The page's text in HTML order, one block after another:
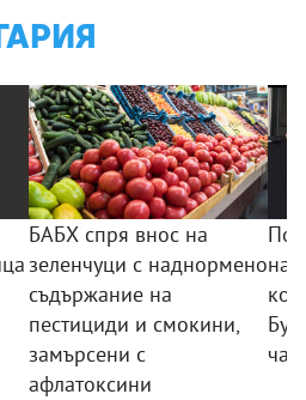
БАБХ спря внос на
зеленчуци с наднормено
съдържание на
пестициди и смокини,
замърсени с
афлатоксини
на